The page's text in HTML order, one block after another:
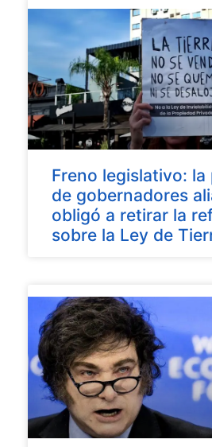
Freno legislativo: la
de gobernadores
obligó a retirar la
sobre la Ley de